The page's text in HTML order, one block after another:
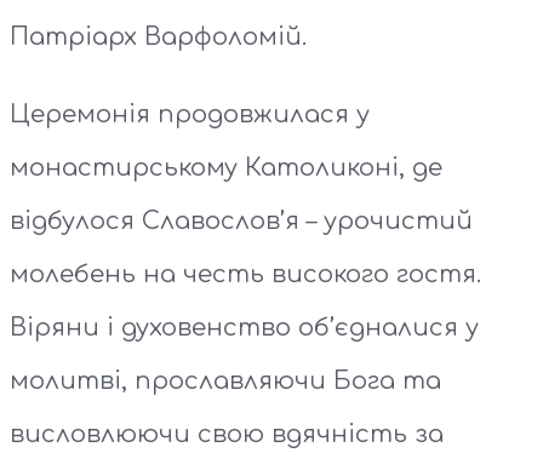
Патріарх Варфоломій.
Церемонія продовжилася у
монастирському Католиконі, де
відбулося Славослов’я – урочистий
молебень на честь високого гостя.
Віряни і духовенство об’єдналися у
молитві, прославляючи Бога та
висловлюючи свою вдячність за